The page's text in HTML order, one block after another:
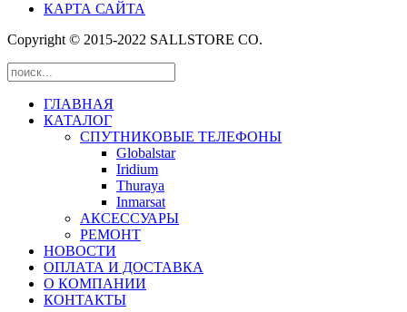
КАРТА САЙТА
Copyright © 2015-2022 SALLSTORE CO.
ГЛАВНАЯ
КАТАЛОГ
СПУТНИКОВЫЕ ТЕЛЕФОНЫ
Globalstar
Iridium
Thuraya
Inmarsat
АКСЕССУАРЫ
РЕМОНТ
НОВОСТИ
ОПЛАТА И ДОСТАВКА
О КОМПАНИИ
КОНТАКТЫ